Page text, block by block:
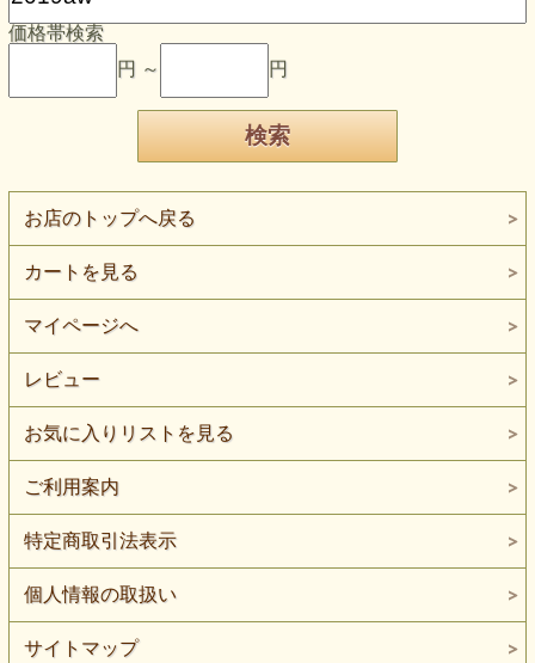
価格帯検索
円 ～
円
お店のトップへ戻る
カートを見る
マイページへ
レビュー
お気に入りリストを見る
ご利用案内
特定商取引法表示
個人情報の取扱い
サイトマップ